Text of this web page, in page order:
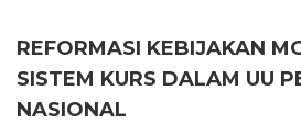
REFORMASI KEBIJAKAN
SISTEM KURS DALAM UU
NASIONAL